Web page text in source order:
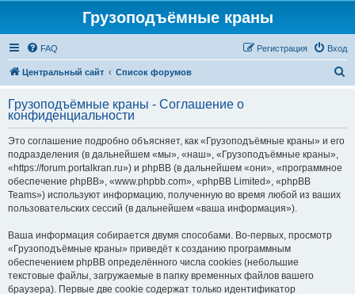
Грузоподъёмные краны
FAQ Вход
Регистрация
Центральный сайт Список форумов
с
Грузоподъёмные краны - Соглашение о
конфиденциальности
Это соглашение подробно объясняет, как «Грузоподъёмные краны» и его
подразделения (в дальнейшем «мы», «наш», «Грузоподъёмные краны»,
«https://forum.portalkran.ru») и phpBB (в дальнейшем «они», «программное
обеспечение phpBB», «www.phpbb.com», «phpBB Limited», «phpBB
Teams») используют информацию, полученную во время любой из ваших
пользовательских сессий (в дальнейшем «ваша информация»).
Ваша информация собирается двумя способами. Во-первых, просмотр
«Грузоподъёмные краны» приведёт к созданию программным
обеспечением phpBB определённого числа cookies (небольшие
текстовые файлы, загружаемые в папку временных файлов вашего
браузера). Первые две cookie содержат только идентификатор